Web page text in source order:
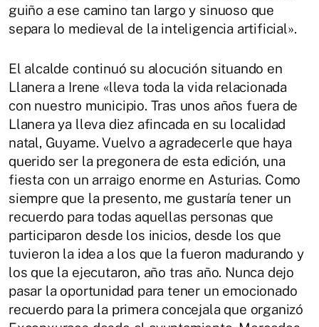
guiño a ese camino tan largo y sinuoso que
separa lo medieval de la inteligencia artificial».
El alcalde continuó su alocución situando en
Llanera a Irene «lleva toda la vida relacionada
con nuestro municipio. Tras unos años fuera de
Llanera ya lleva diez afincada en su localidad
natal, Guyame. Vuelvo a agradecerle que haya
querido ser la pregonera de esta edición, una
fiesta con un arraigo enorme en Asturias. Como
siempre que la presento, me gustaría tener un
recuerdo para todas aquellas personas que
participaron desde los inicios, desde los que
tuvieron la idea a los que la fueron madurando y
los que la ejecutaron, año tras año. Nunca dejo
pasar la oportunidad para tener un emocionado
recuerdo para la primera concejala que organizó